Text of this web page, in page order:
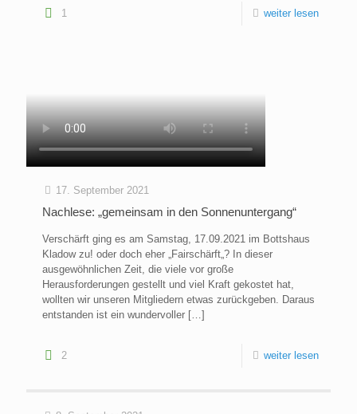
1 weiter lesen
17. September 2021
Nachlese: „gemeinsam in den Sonnenuntergang“
Verschärft ging es am Samstag, 17.09.2021 im Bottshaus
Kladow zu! oder doch eher „Fairschärft„? In dieser
ausgewöhnlichen Zeit, die viele vor große
Herausforderungen gestellt und viel Kraft gekostet hat,
wollten wir unseren Mitgliedern etwas zurückgeben. Daraus
entstanden ist ein wundervoller […]
2 weiter lesen